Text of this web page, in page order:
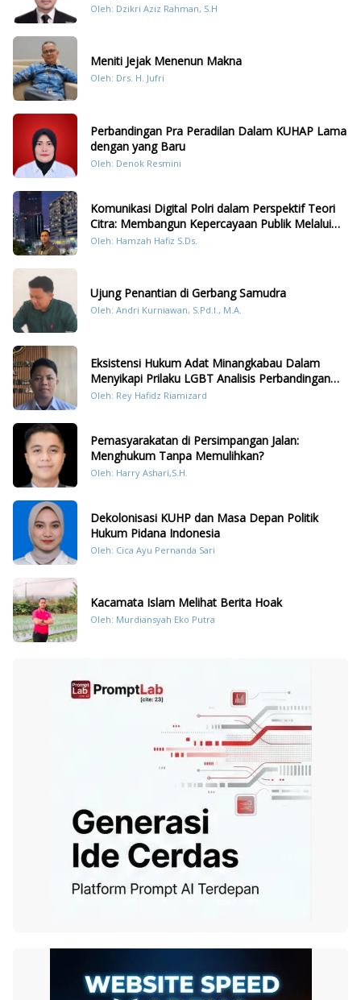
Oleh: Dzikri Aziz Rahman, S.H
Meniti Jejak Menenun Makna
Oleh: Drs. H. Jufri
Perbandingan Pra Peradilan Dalam KUHAP Lama
dengan yang Baru
Oleh: Denok Resmini
Komunikasi Digital Polri dalam Perspektif Teori
Citra: Membangun Kepercayaan Publik Melalui
Konten Humanis Kesiapsiagaan Bencana di
Oleh: Hamzah Hafiz S.Ds.
Ujung Penantian di Gerbang Samudra
Oleh: Andri Kurniawan, S.Pd.I., M.A.
Eksistensi Hukum Adat Minangkabau Dalam
Menyikapi Prilaku LGBT Analisis Perbandingan
Dengan Hukum Pidana
Oleh: Rey Hafidz Riamizard
Pemasyarakatan di Persimpangan Jalan:
Menghukum Tanpa Memulihkan?
Oleh: Harry Ashari,S.H.
Dekolonisasi KUHP dan Masa Depan Politik
Hukum Pidana Indonesia
Oleh: Cica Ayu Pernanda Sari
Kacamata Islam Melihat Berita Hoak
Oleh: Murdiansyah Eko Putra